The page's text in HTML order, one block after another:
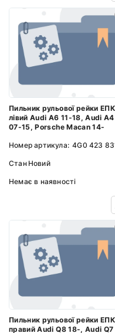
Пильник рульової рейки ЕПК
лівий Audi A6 11-18, Audi A4
07-15, Porsche Macan 14-
Номер артикула: 4G0 423
Стан Новий
Немає в наявності
Пильник рульової рейки ЕПК
правий Audi Q8 18-, Audi Q7